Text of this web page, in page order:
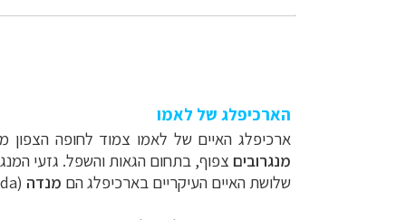
הארכיפלג של לאמו
ארכיפלג האיים של לאמו צמוד לחופה הצפון
מנגרובים צפוף, בתחום הגאות והשפל. גזעי
שלושת האיים העיקריים בארכיפלג הם מנדה (Manda),